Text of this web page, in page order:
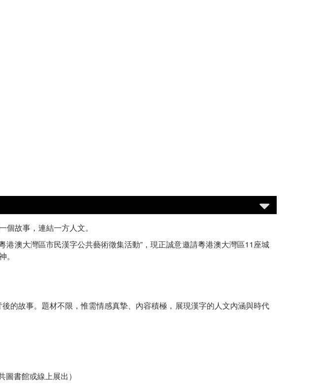
故事，連結一方人文。
澳大灣區市民漢字公共藝術徵集活動”，現正誠意邀請粵港澳大灣區11座城
的故事。題材不限，惟需情感真摯、內容積極，展現漢字的人文內涵與時代
書館或線上展出）